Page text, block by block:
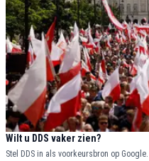
Wilt u DDS vaker zien?
Stel DDS in als voorkeursbron op Google.